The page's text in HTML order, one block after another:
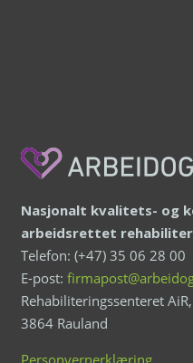
Nasjonalt kvalitets- og
arbeidsrettet
Telefon: (+47) 35 06 28 00
E-post:
Rehabiliteringssenteret
3864 Rauland
Personvernerklæring